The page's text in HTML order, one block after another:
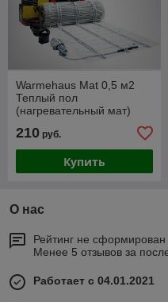
Warmehaus Mat 0,5 м2
Теплый пол
(нагревательный мат)
210 руб.
Купить
О нас
Рейтинг не сформирован
Менее 5 отзывов за
Работает с 04.01.2021